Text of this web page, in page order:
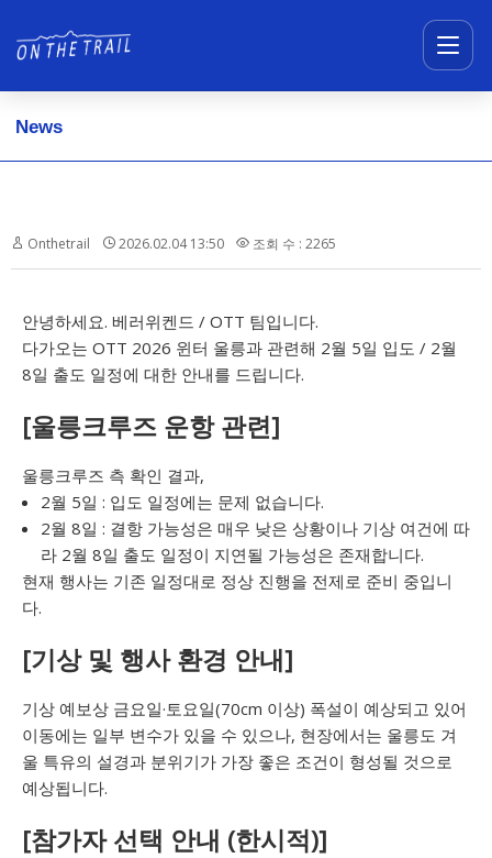
News
Onthetrail 2026.02.04 13:50 조회 수 : 2265
안녕하세요. 베러위켄드 / OTT 팀입니다.
다가오는 OTT 2026 윈터 울릉과 관련해 2월 5일 입도 / 2월
8일 출도 일정에 대한 안내를 드립니다.
[울릉크루즈 운항 관련]
울릉크루즈 측 확인 결과,
2월 5일 : 입도 일정에는 문제 없습니다.
2월 8일 : 결항 가능성은 매우 낮은 상황이나 기상 여건에 따
라 2월 8일 출도 일정이 지연될 가능성은 존재합니다.
현재 행사는 기존 일정대로 정상 진행을 전제로 준비 중입니
다.
[기상 및 행사 환경 안내]
기상 예보상 금요일·토요일(70cm 이상) 폭설이 예상되고 있어
이동에는 일부 변수가 있을 수 있으나, 현장에서는 울릉도 겨
울 특유의 설경과 분위기가 가장 좋은 조건이 형성될 것으로
예상됩니다.
[참가자 선택 안내 (한시적)]